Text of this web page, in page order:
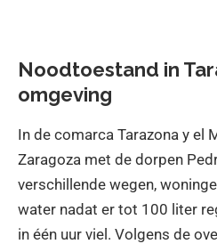
Noodtoestand in
omgeving
In de comarca Tarazona y el
Zaragoza met de dorpen
verschillende wegen,
water nadat er tot 100 liter
in één uur viel. Volgens de